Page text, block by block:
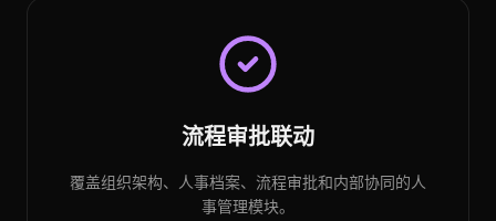
流程审批联动
覆盖组织架构、人事档案、流程审批和内部协同的人
事管理模块。